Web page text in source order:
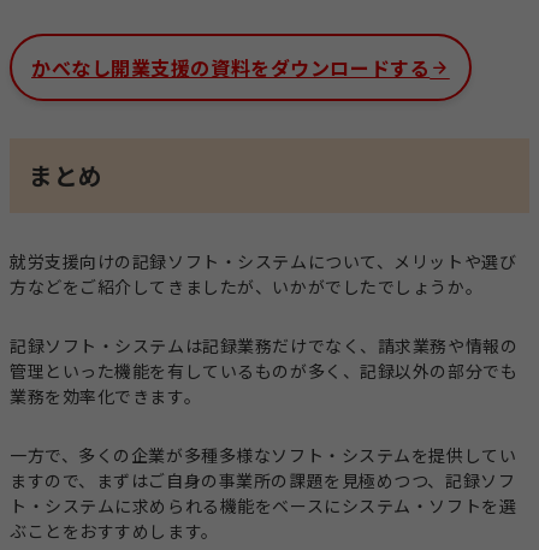
かべなし開業支援の資料をダウンロードする
まとめ
就労支援向けの記録ソフト・システムについて、メリットや選び
方などをご紹介してきましたが、いかがでしたでしょうか。
記録ソフト・システムは記録業務だけでなく、請求業務や情報の
管理といった機能を有しているものが多く、記録以外の部分でも
業務を効率化できます。
一方で、多くの企業が多種多様なソフト・システムを提供してい
ますので、まずはご自身の事業所の課題を見極めつつ、記録ソフ
ト・システムに求められる機能をベースにシステム・ソフトを選
ぶことをおすすめします。